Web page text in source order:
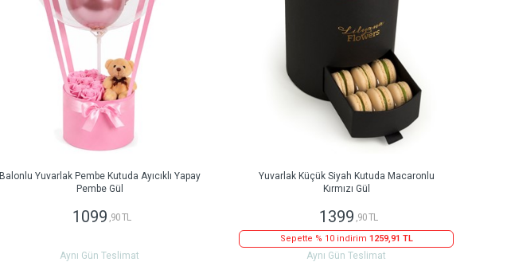
Balonlu Yuvarlak Pembe Kutuda Ayıcıklı Yapay
Pembe Gül
1099 ,90 TL
Aynı Gün Teslimat
Yuvarlak Küçük Siyah Kutuda Macaronlu
Kırmızı Gül
1399 ,90 TL
Sepette % 10 indirim 1259,91 TL
Aynı Gün Teslimat